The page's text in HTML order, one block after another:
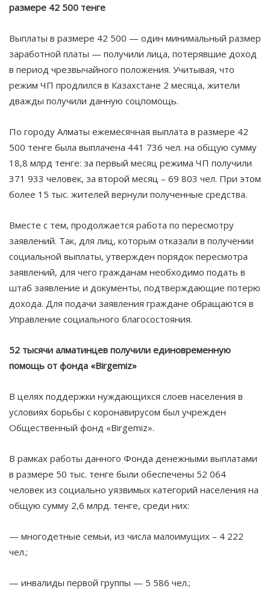
размере 42 500 тенге
Выплаты в размере 42 500 — один минимальный размер
заработной платы — получили лица, потерявшие доход
в период чрезвычайного положения. Учитывая, что
режим ЧП продлился в Казахстане 2 месяца, жители
дважды получили данную соцпомощь.
По городу Алматы ежемесячная выплата в размере 42
500 тенге была выплачена 441 736 чел. на общую сумму
18,8 млрд тенге: за первый месяц режима ЧП получили
371 933 человек, за второй месяц – 69 803 чел. При этом
более 15 тыс. жителей вернули полученные средства.
Вместе с тем, продолжается работа по пересмотру
заявлений. Так, для лиц, которым отказали в получении
социальной выплаты, утвержден порядок пересмотра
заявлений, для чего гражданам необходимо подать в
штаб заявление и документы, подтверждающие потерю
дохода. Для подачи заявления граждане обращаются в
Управление социального благосостояния.
52 тысячи алматинцев получили единовременную
помощь от фонда «Birgemiz»
В целях поддержки нуждающихся слоев населения в
условиях борьбы с коронавирусом был учрежден
Общественный фонд «Birgemiz».
В рамках работы данного Фонда денежными выплатами
в размере 50 тыс. тенге были обеспечены 52 064
человек из социально уязвимых категорий населения на
общую сумму 2,6 млрд. тенге, среди них:
— многодетные семьи, из числа малоимущих – 4 222
чел.;
— инвалиды первой группы — 5 586 чел.;